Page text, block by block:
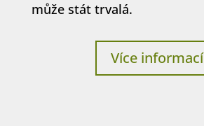
může stát trvalá.
Více informací